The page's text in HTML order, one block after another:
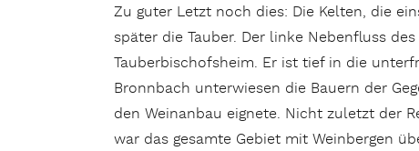
Zu guter Letzt noch dies: Die Kelten, die
später die Tauber. Der linke Nebenfluss
Tauberbischofsheim. Er ist tief in die
Bronnbach unterwiesen die Bauern der
den Weinanbau eignete. Nicht zuletzt der
war das gesamte Gebiet mit Weinbergen